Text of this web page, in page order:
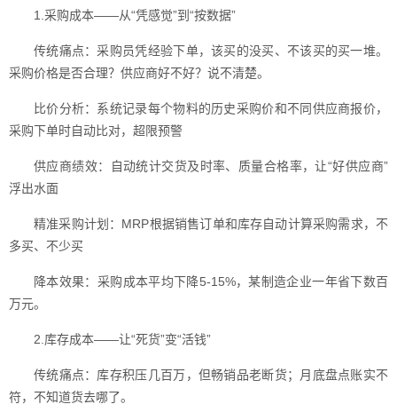
1.采购成本——从“凭感觉”到“按数据”
传统痛点：采购员凭经验下单，该买的没买、不该买的买一堆。
采购价格是否合理？供应商好不好？说不清楚。
比价分析：系统记录每个物料的历史采购价和不同供应商报价，
采购下单时自动比对，超限预警
供应商绩效：自动统计交货及时率、质量合格率，让“好供应商”
浮出水面
精准采购计划：MRP根据销售订单和库存自动计算采购需求，不
多买、不少买
降本效果：采购成本平均下降5-15%，某制造企业一年省下数百
万元。
2.库存成本——让“死货”变“活钱”
传统痛点：库存积压几百万，但畅销品老断货；月底盘点账实不
符，不知道货去哪了。